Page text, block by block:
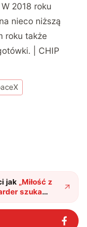
2018 roku
nieco niższą
roku także
| CHIP
jak „Miłość z
szuka
"?